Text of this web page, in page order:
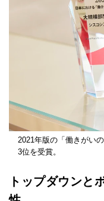
2021年版の「働きがい
3位を受賞。
トップダウンと